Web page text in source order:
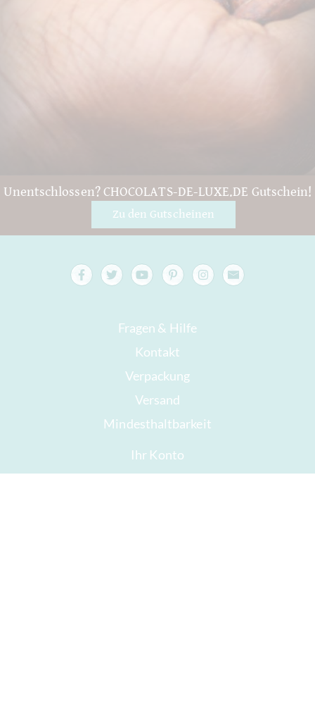
Unentschlossen? CHOCOLATS-DE-LUXE.DE Gutschein!
Zu den Gutscheinen
Fragen & Hilfe
Kontakt
Verpackung
Versand
Mindesthaltbarkeit
Ihr Konto
AGB